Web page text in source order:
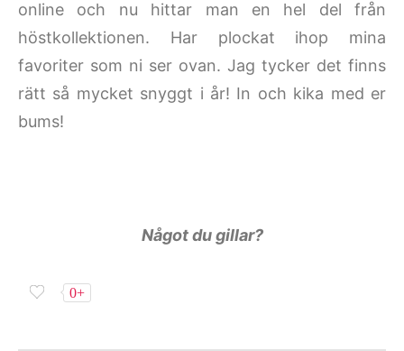
online och nu hittar man en hel del från
höstkollektionen. Har plockat ihop mina
favoriter som ni ser ovan. Jag tycker det finns
rätt så mycket snyggt i år! In och kika med er
bums!
Något du gillar?
0+